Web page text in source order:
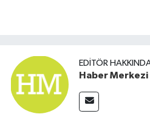
EDITÖR
Haber Merkezi